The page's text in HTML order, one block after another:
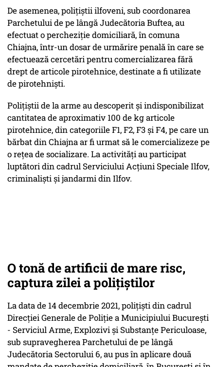
De asemenea, poliţiştii ilfoveni, sub coordonarea
Parchetului de pe lângă Judecătoria Buftea, au
efectuat o percheziţie domiciliară, în comuna
Chiajna, într-un dosar de urmărire penală în care se
efectuează cercetări pentru comercializarea fără
drept de articole pirotehnice, destinate a fi utilizate
de pirotehnişti.
Poliţiştii de la arme au descoperit şi indisponibilizat
cantitatea de aproximativ 100 de kg articole
pirotehnice, din categoriile F1, F2, F3 şi F4, pe care un
bărbat din Chiajna ar fi urmat să le comercializeze pe
o reţea de socializare. La activităţi au participat
luptători din cadrul Serviciului Acţiuni Speciale Ilfov,
criminalişti şi jandarmi din Ilfov.
O tonă de artificii de mare risc,
captura zilei a poliţiştilor
La data de 14 decembrie 2021, poliţişti din cadrul
Direcţiei Generale de Poliţie a Municipiului Bucureşti
- Serviciul Arme, Explozivi şi Substanţe Periculoase,
sub supravegherea Parchetului de pe lângă
Judecătoria Sectorului 6, au pus în aplicare două